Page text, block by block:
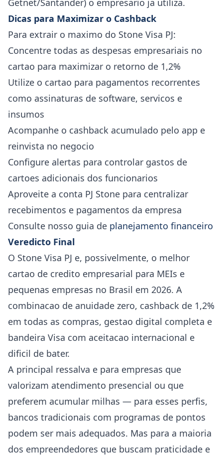
Getnet/Santander) o empresario ja utiliza.
Dicas para Maximizar o Cashback
Para extrair o maximo do Stone Visa PJ:
Concentre todas as despesas empresariais no
cartao para maximizar o retorno de 1,2%
Utilize o cartao para pagamentos recorrentes
como assinaturas de software, servicos e
insumos
Acompanhe o cashback acumulado pelo app e
reinvista no negocio
Configure alertas para controlar gastos de
cartoes adicionais dos funcionarios
Aproveite a conta PJ Stone para centralizar
recebimentos e pagamentos da empresa
Consulte nosso guia de planejamento financeiro
Veredicto Final
O Stone Visa PJ e, possivelmente, o melhor
cartao de credito empresarial para MEIs e
pequenas empresas no Brasil em 2026. A
combinacao de anuidade zero, cashback de 1,2%
em todas as compras, gestao digital completa e
bandeira Visa com aceitacao internacional e
dificil de bater.
A principal ressalva e para empresas que
valorizam atendimento presencial ou que
preferem acumular milhas — para esses perfis,
bancos tradicionais com programas de pontos
podem ser mais adequados. Mas para a maioria
dos empreendedores que buscam praticidade e